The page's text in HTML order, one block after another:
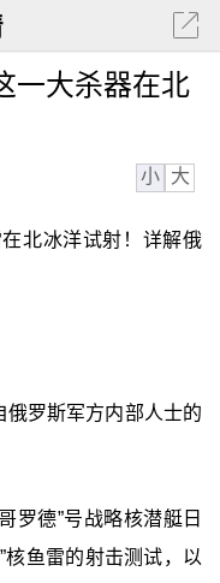
一大杀器在北
小 大
北冰洋试射！详解俄
罗斯军方内部人士的
罗德”号战略核潜艇日
核鱼雷的射击测试，以